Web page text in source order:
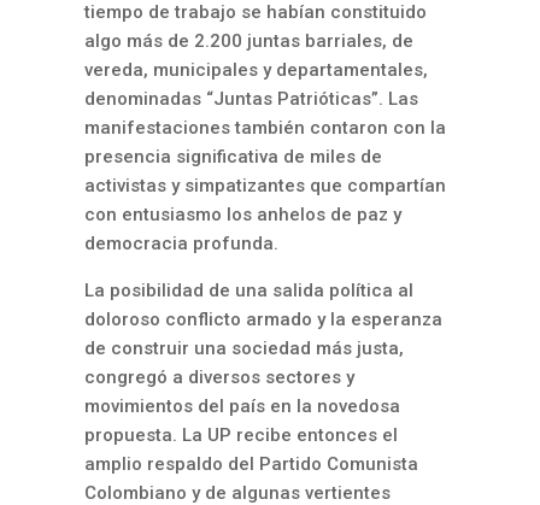
tiempo de trabajo se habían constituido
algo más de 2.200 juntas barriales, de
vereda, municipales y departamentales,
denominadas “Juntas Patrióticas”. Las
manifestaciones también contaron con la
presencia significativa de miles de
activistas y simpatizantes que compartían
con entusiasmo los anhelos de paz y
democracia profunda.
La posibilidad de una salida política al
doloroso conflicto armado y la esperanza
de construir una sociedad más justa,
congregó a diversos sectores y
movimientos del país en la novedosa
propuesta. La UP recibe entonces el
amplio respaldo del Partido Comunista
Colombiano y de algunas vertientes